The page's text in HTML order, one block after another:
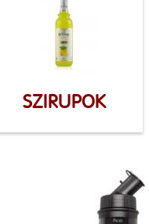
SZIRUPOK